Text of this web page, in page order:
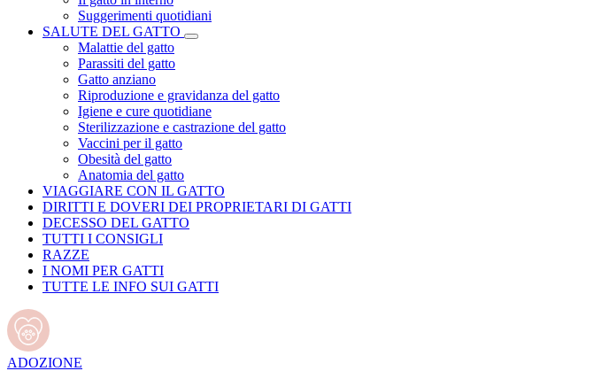
Suggerimenti quotidiani
SALUTE DEL GATTO
Malattie del gatto
Parassiti del gatto
Gatto anziano
Riproduzione e gravidanza del gatto
Igiene e cure quotidiane
Sterilizzazione e castrazione del gatto
Vaccini per il gatto
Obesità del gatto
Anatomia del gatto
VIAGGIARE CON IL GATTO
DIRITTI E DOVERI DEI PROPRIETARI DI GATTI
DECESSO DEL GATTO
TUTTI I CONSIGLI
RAZZE
I NOMI PER GATTI
TUTTE LE INFO SUI GATTI
ADOZIONE